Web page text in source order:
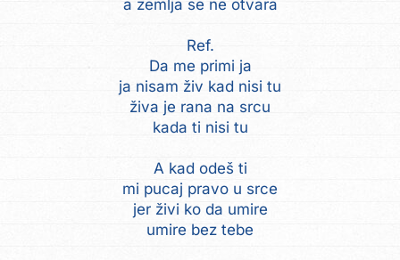
a zemlja se ne otvara
Ref.
Da me primi ja
ja nisam živ kad nisi tu
živa je rana na srcu
kada ti nisi tu
A kad odeš ti
mi pucaj pravo u srce
jer živi ko da umire
umire bez tebe